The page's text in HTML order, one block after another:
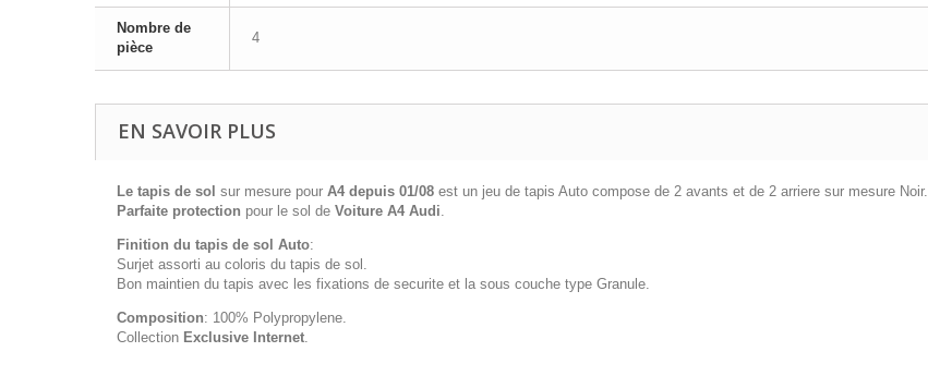
Nombre de
pièce
4
EN SAVOIR PLUS
Le tapis de sol sur mesure pour A4 depuis 01/08 est un jeu de tapis Auto compose de 2 avants et de 2 arriere sur mesure Noir.
Parfaite protection pour le sol de Voiture A4 Audi.
Finition du tapis de sol Auto:
Surjet assorti au coloris du tapis de sol.
Bon maintien du tapis avec les fixations de securite et la sous couche type Granule.
Composition: 100% Polypropylene.
Collection Exclusive Internet.